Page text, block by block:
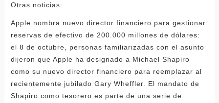
Otras noticias:
Apple nombra nuevo director financiero para gestionar
reservas de efectivo de 200.000 millones de dólares:
el 8 de octubre, personas familiarizadas con el asunto
dijeron que Apple ha designado a Michael Shapiro
como su nuevo director financiero para reemplazar al
recientemente jubilado Gary Wheffler. El mandato de
Shapiro como tesorero es parte de una serie de